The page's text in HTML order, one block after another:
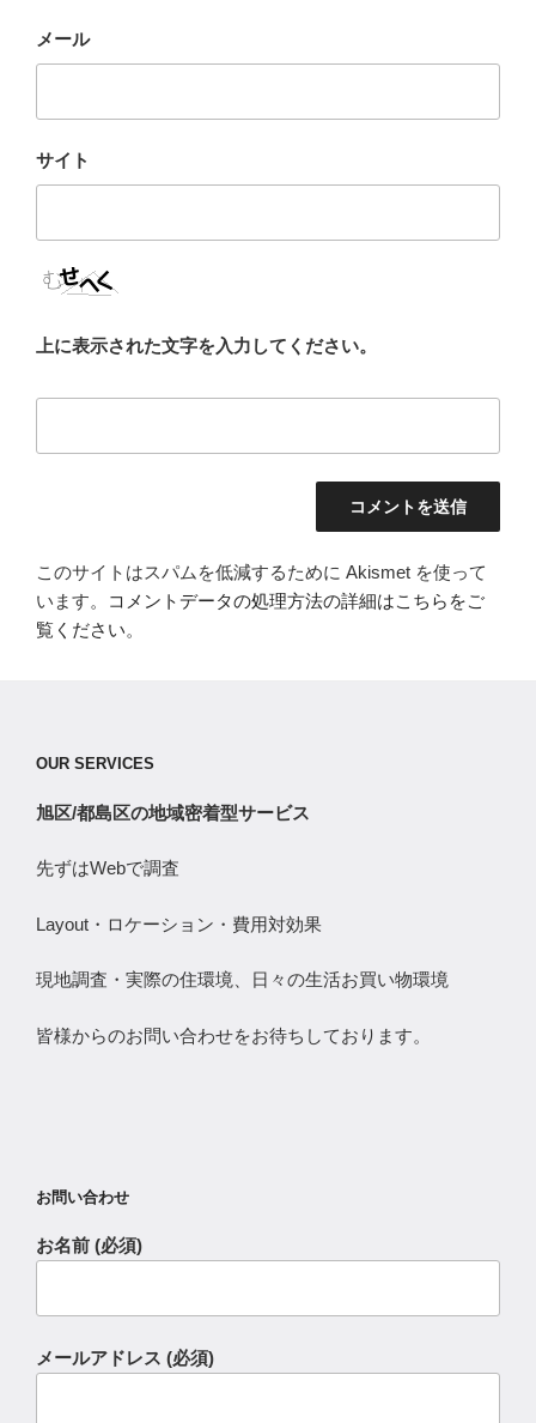
メール
サイト
上に表示された文字を入力してください。
このサイトはスパムを低減するために Akismet を使って
います。
コメントデータの処理方法の詳細はこちらをご
覧ください。
OUR SERVICES
旭区/都島区の地域密着型サービス
先ずはWebで調査
Layout・ロケーション・費用対効果
現地調査・実際の住環境、日々の生活お買い物環境
皆様からのお問い合わせをお待ちしております。
お問い合わせ
お名前 (必須)
メールアドレス (必須)